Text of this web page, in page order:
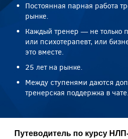
Постоянная парная работа
рынке.
Каждый тренер — не только
или психотерапевт, или
это вместе.
25 лет на рынке.
Между ступенями даются
тренерская поддержка в чате.
Путеводитель по курсу